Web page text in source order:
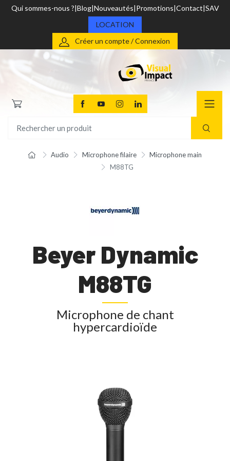
Qui sommes-nous ? Blog Nouveautés Promotions Contact SAV
LOCATION
Créer un compte / Connexion
Audio Microphone filaire
Microphone main
M88TG
Beyer Dynamic
M88TG
Microphone de chant
hypercardioïde